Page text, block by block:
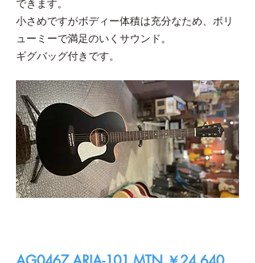
できます。
小さめですがボディー体積は充分なため、ボリ
ューミーで満足のいくサウンド。
ギグバッグ付きです。